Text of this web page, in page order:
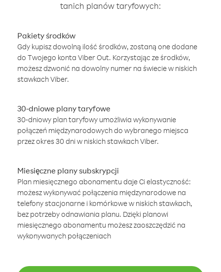
tanich planów taryfowych:
Pakiety środków
Gdy kupisz dowolną ilość środków, zostaną one dodane
do Twojego konta Viber Out. Korzystając ze środków,
możesz dzwonić na dowolny numer na świecie w niskich
stawkach Viber.
30-dniowe plany taryfowe
30-dniowy plan taryfowy umożliwia wykonywanie
połączeń międzynarodowych do wybranego miejsca
przez okres 30 dni w niskich stawkach Viber.
Miesięczne plany subskrypcji
Plan miesięcznego abonamentu daje Ci elastyczność:
możesz wykonywać połączenia międzynarodowe na
telefony stacjonarne i komórkowe w niskich stawkach,
bez potrzeby odnawiania planu. Dzięki planowi
miesięcznego abonamentu możesz zaoszczędzić na
wykonywanych połączeniach